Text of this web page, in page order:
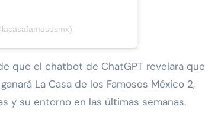
que el chatbot de ChatGPT revelara que
La Casa de los Famosos México 2,
y su entorno en las últimas semanas.